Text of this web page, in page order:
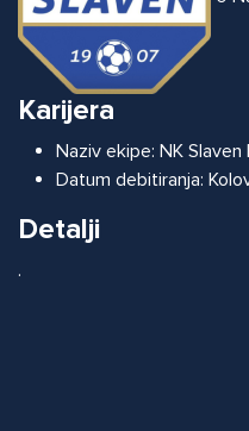
Karijera
Naziv ekipe: NK Slaven
Datum debitiranja:
Detalji
.